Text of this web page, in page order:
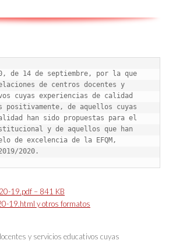
de 14 de septiembre, por la que
de centros docentes y
cuyas experiencias de calidad
positivamente, de aquellos cuyas
han sido propuestas para el
y de aquellos que han
de excelencia de la EFQM,
2020.
19.pdf – 841 KB
19.html y otros formatos
y servicios educativos cuyas